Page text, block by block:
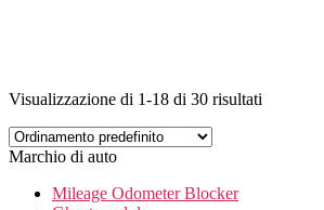
Visualizzazione di 1-18 di 30 risultati
Marchio di auto
Mileage Odometer Blocker